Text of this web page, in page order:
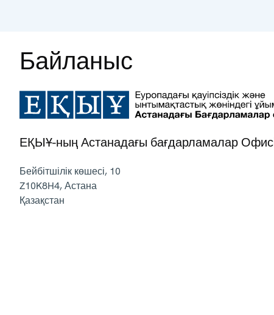
Байланыс
ЕҚЫҰ-ның Астанадағы бағдарламалар
Бейбітшілік көшесі, 10
Z10K8H4,Астана
Қазақстан